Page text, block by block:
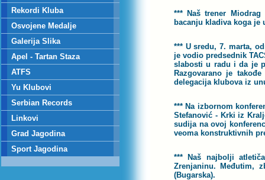
Rekordi Kluba
Osvojene Medalje
Galerija Slika
Apel - Tartan Staza
ATFS
Yu Klubovi
Serbian Records
Linkovi
Grad Jagodina
Sport Jagodina
*** Naš trener
bacanju kladiva koga
*** U sredu, 7. marta,
je vodio predsednik
slabosti u radu i da je
Razgovarano je
delegacija klubova iz
*** Na izbornom
Stefanović - Krki iz
sudija na ovoj
veoma konstruktivnih
*** Naš najbolji
Zrenjaninu. Međutim,
(Bugarska).